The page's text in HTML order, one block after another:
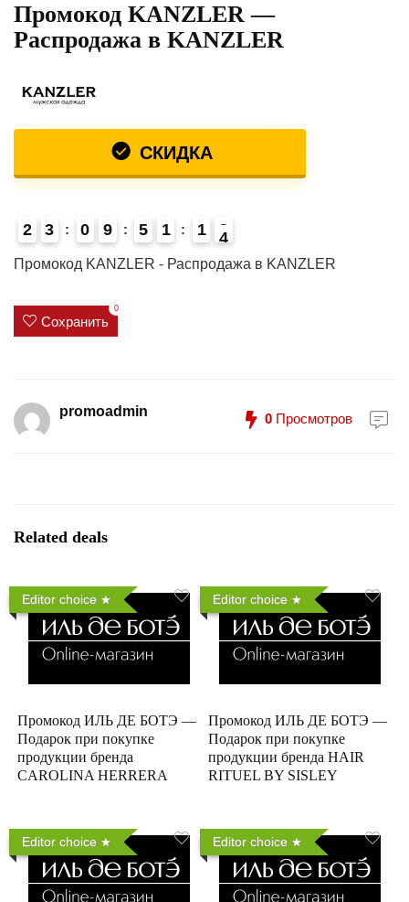
Промокод KANZLER —
Распродажа в KANZLER
СКИДКА
2 3 0 9 5 1 1
3
Промокод KANZLER - Распродажа в KANZLER
Сохранить
0
promoadmin 0 Просмотров
Related deals
Editor choice
Промокод ИЛЬ ДЕ БОТЭ —
Подарок при покупке
продукции бренда
CAROLINA HERRERA
Editor choice
Промокод ИЛЬ ДЕ БОТЭ —
Подарок при покупке
продукции бренда HAIR
RITUEL BY SISLEY
Editor choice Editor choice